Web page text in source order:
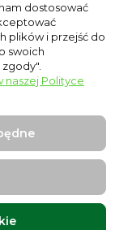
dostosować
plików i przejść do
swoich
naszej Polityce